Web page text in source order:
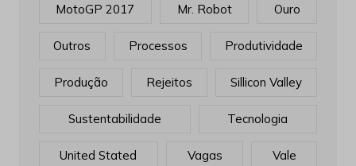
MotoGP 2017 Mr. Robot Ouro
Outros Processos Produtividade
Produção Rejeitos Sillicon Valley
Sustentabilidade Tecnologia
United Stated Vagas Vale